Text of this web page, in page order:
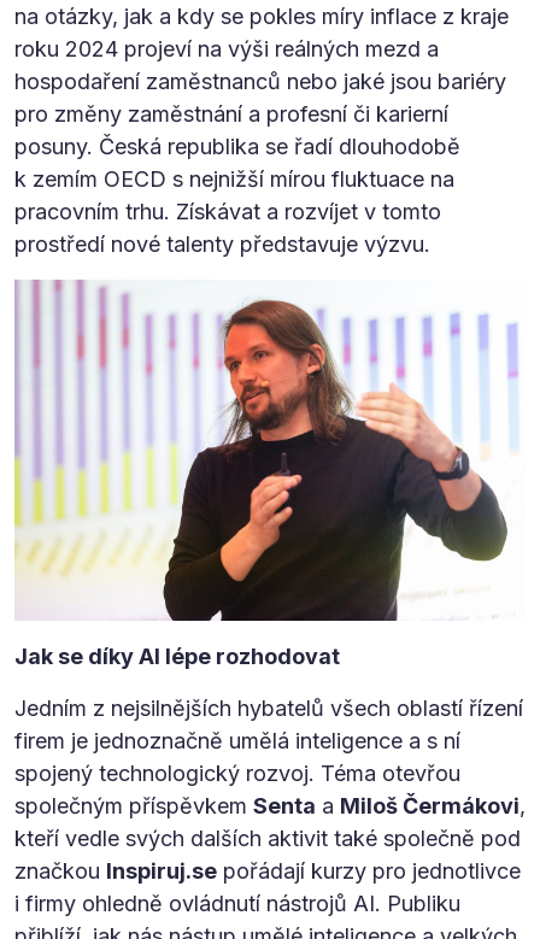
na otázky, jak a kdy se pokles míry inflace z kraje
roku 2024 projeví na výši reálných mezd a
hospodaření zaměstnanců nebo jaké jsou bariéry
pro změny zaměstnání a profesní či karierní
posuny. Česká republika se řadí dlouhodobě
k zemím OECD s nejnižší mírou fluktuace na
pracovním trhu. Získávat a rozvíjet v tomto
prostředí nové talenty představuje výzvu.
Jak se díky AI lépe rozhodovat
Jedním z nejsilnějších hybatelů všech oblastí řízení
firem je jednoznačně umělá inteligence a s ní
spojený technologický rozvoj. Téma otevřou
společným příspěvkem Senta a Miloš Čermákovi,
kteří vedle svých dalších aktivit také společně pod
značkou Inspiruj.se pořádají kurzy pro jednotlivce
i firmy ohledně ovládnutí nástrojů AI. Publiku